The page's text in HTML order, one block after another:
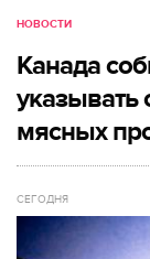
НОВОСТИ
Канада
указывать
мясных
СЕГОДНЯ